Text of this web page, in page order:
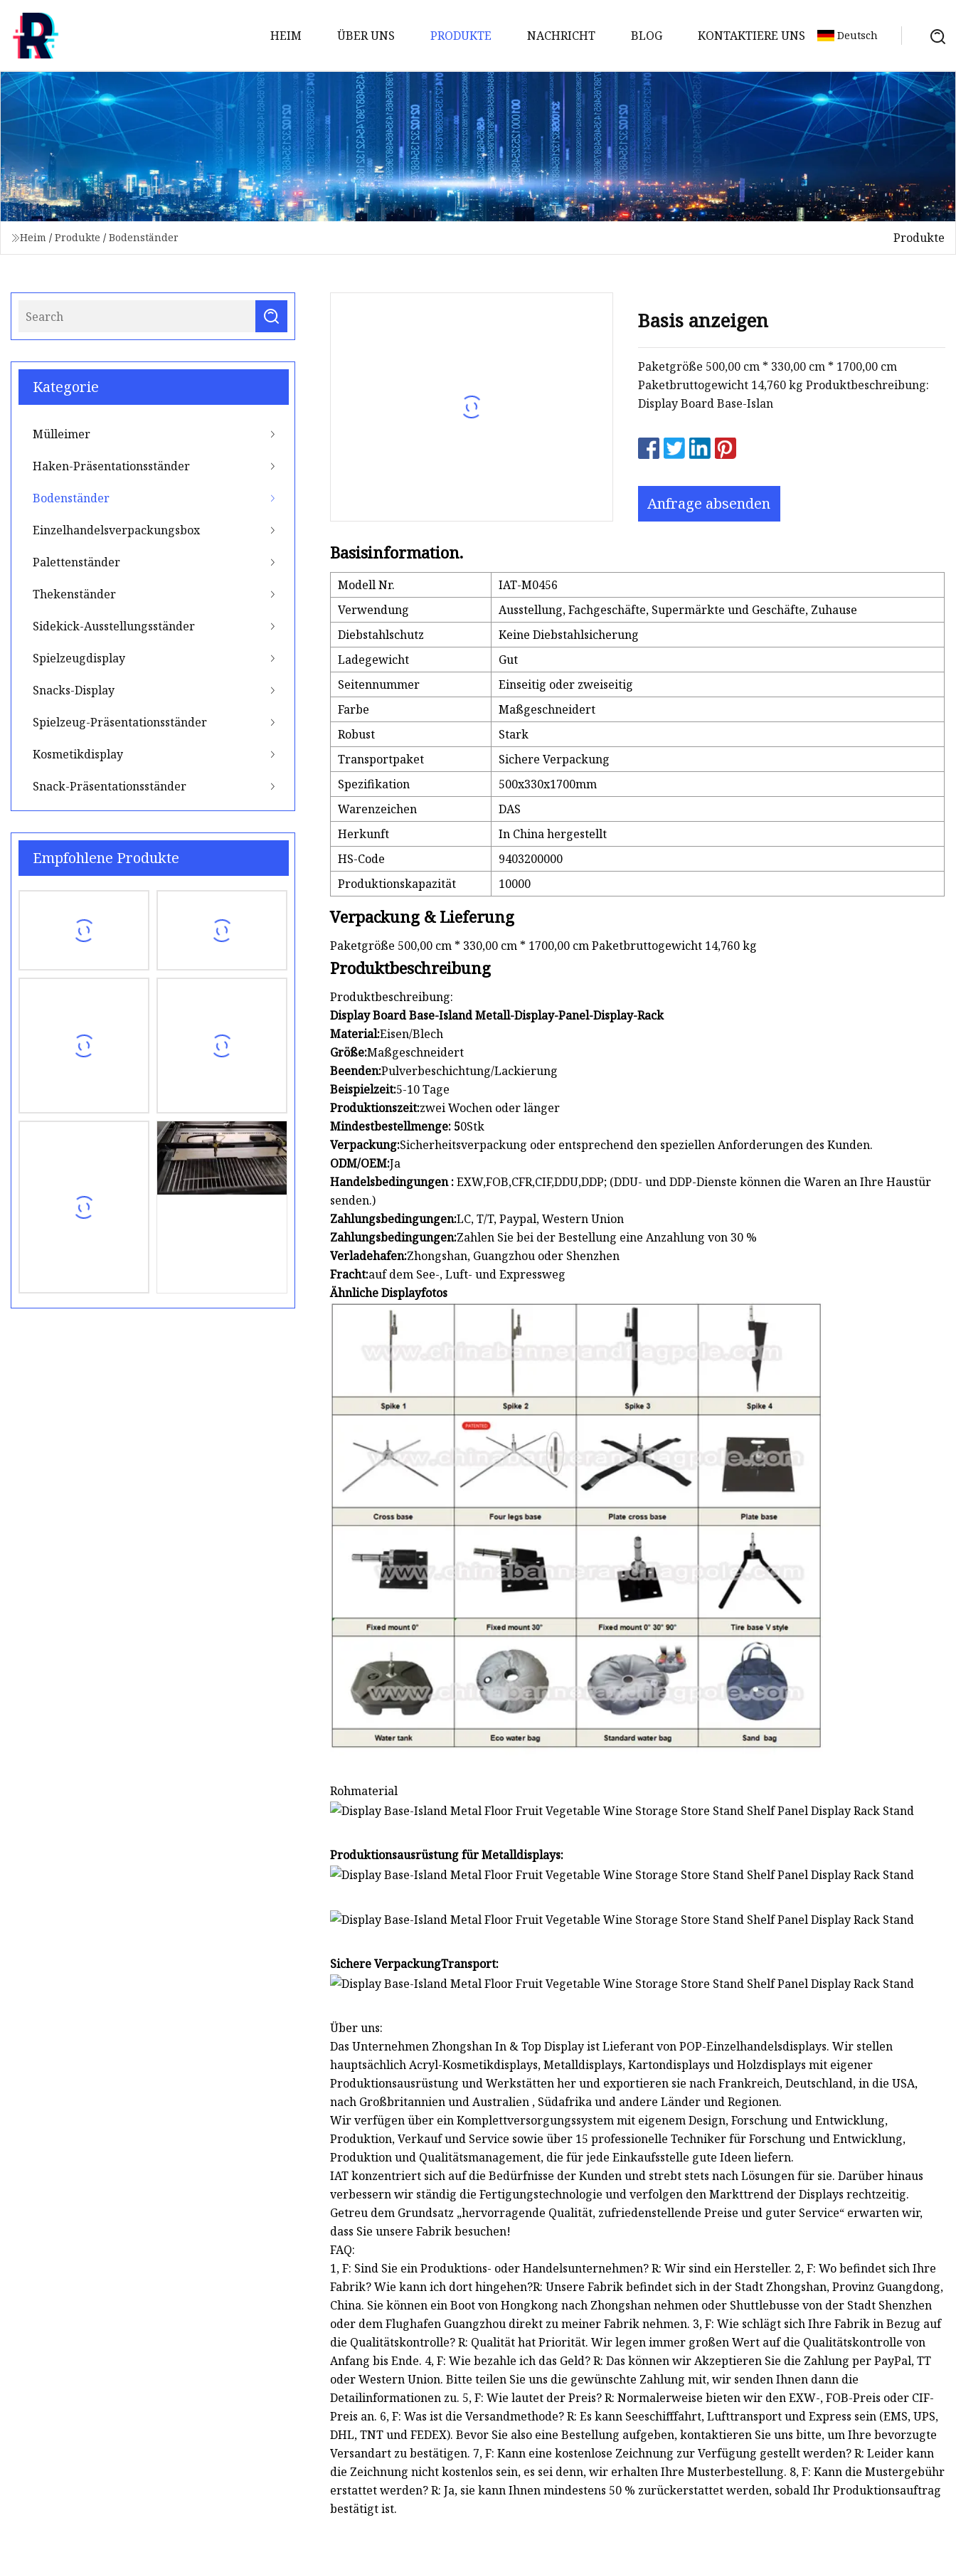
HEIM ÜBER UNS PRODUKTE
Mülleimer
Haken-Präsentationsständer
Bodenständer
Einzelhandelsverpackungsbox
Palettenständer
Thekenständer
Snacks-Display
NACHRICHT BLOG KONTAKTIERE UNS Deutsch
Heim / Produkte / Bodenständer Produkte
Kategorie
Mülleimer
Haken-Präsentationsständer
Bodenständer
Einzelhandelsverpackungsbox
Palettenständer
Thekenständer
Sidekick-Ausstellungsständer
Spielzeugdisplay
Snacks-Display
Spielzeug-Präsentationsständer
Kosmetikdisplay
Snack-Präsentationsständer
Empfohlene Produkte
Basis anzeigen
Paketgröße 500,00 cm * 330,00 cm * 1700,00 cm
Paketbruttogewicht 14,760 kg Produktbeschreibung:
Display Board Base-Islan
Anfrage absenden
Basisinformation.
Modell Nr.
IAT-M0456
Verwendung
Ausstellung, Fachgeschäfte, Supermärkte und Geschäfte, Zuhause
Diebstahlschutz
Keine Diebstahlsicherung
Ladegewicht
Gut
Seitennummer
Einseitig oder zweiseitig
Farbe
Maßgeschneidert
Robust
Stark
Transportpaket
Sichere Verpackung
Spezifikation
500x330x1700mm
Warenzeichen
DAS
Herkunft
In China hergestellt
HS-Code
9403200000
Produktionskapazität
10000
Verpackung & Lieferung
Paketgröße 500,00 cm * 330,00 cm * 1700,00 cm Paketbruttogewicht 14,760 kg
Produktbeschreibung
Produktbeschreibung:
Display Board Base-Island Metall-Display-Panel-Display-Rack
Material:Eisen/Blech
Größe:Maßgeschneidert
Beenden:Pulverbeschichtung/Lackierung
Beispielzeit:5-10 Tage
Produktionszeit:zwei Wochen oder länger
Mindestbestellmenge: 50Stk
Verpackung:Sicherheitsverpackung oder entsprechend den speziellen Anforderungen des Kunden.
ODM/OEM:Ja
Handelsbedingungen :EXW,FOB,CFR,CIF,DDU,DDP; (DDU- und DDP-Dienste können die Waren an Ihre Haustür
senden.)
Zahlungsbedingungen:LC, T/T, Paypal, Western Union
Zahlungsbedingungen:Zahlen Sie bei der Bestellung eine Anzahlung von 30 %
Verladehafen:Zhongshan, Guangzhou oder Shenzhen
Fracht:auf dem See-, Luft- und Expressweg
Ähnliche Displayfotos
Rohmaterial
Produktionsausrüstung für Metalldisplays:
Sichere VerpackungTransport:
Über uns:
Das Unternehmen Zhongshan In & Top Display ist Lieferant von POP-Einzelhandelsdisplays. Wir stellen
hauptsächlich Acryl-Kosmetikdisplays, Metalldisplays, Kartondisplays und Holzdisplays mit eigener
Produktionsausrüstung und Werkstätten her und exportieren sie nach Frankreich, Deutschland, in die USA,
nach Großbritannien und Australien , Südafrika und andere Länder und Regionen.
Wir verfügen über ein Komplettversorgungssystem mit eigenem Design, Forschung und Entwicklung,
Produktion, Verkauf und Service sowie über 15 professionelle Techniker für Forschung und Entwicklung,
Produktion und Qualitätsmanagement, die für jede Einkaufsstelle gute Ideen liefern.
IAT konzentriert sich auf die Bedürfnisse der Kunden und strebt stets nach Lösungen für sie. Darüber hinaus
verbessern wir ständig die Fertigungstechnologie und verfolgen den Markttrend der Displays rechtzeitig.
Getreu dem Grundsatz „hervorragende Qualität, zufriedenstellende Preise und guter Service“ erwarten wir,
dass Sie unsere Fabrik besuchen!
FAQ:
1, F: Sind Sie ein Produktions- oder Handelsunternehmen? R: Wir sind ein Hersteller. 2, F: Wo befindet sich Ihre
Fabrik? Wie kann ich dort hingehen?R: Unsere Fabrik befindet sich in der Stadt Zhongshan, Provinz Guangdong,
China. Sie können ein Boot von Hongkong nach Zhongshan nehmen oder Shuttlebusse von der Stadt Shenzhen
oder dem Flughafen Guangzhou direkt zu meiner Fabrik nehmen. 3, F: Wie schlägt sich Ihre Fabrik in Bezug auf
die Qualitätskontrolle? R: Qualität hat Priorität. Wir legen immer großen Wert auf die Qualitätskontrolle von
Anfang bis Ende. 4, F: Wie bezahle ich das Geld? R: Das können wir Akzeptieren Sie die Zahlung per PayPal, TT
oder Western Union. Bitte teilen Sie uns die gewünschte Zahlung mit, wir senden Ihnen dann die
Detailinformationen zu. 5, F: Wie lautet der Preis? R: Normalerweise bieten wir den EXW-, FOB-Preis oder CIF-
Preis an. 6, F: Was ist die Versandmethode? R: Es kann Seeschifffahrt, Lufttransport und Express sein (EMS, UPS,
DHL, TNT und FEDEX). Bevor Sie also eine Bestellung aufgeben, kontaktieren Sie uns bitte, um Ihre bevorzugte
Versandart zu bestätigen. 7, F: Kann eine kostenlose Zeichnung zur Verfügung gestellt werden? R: Leider kann
die Zeichnung nicht kostenlos sein, es sei denn, wir erhalten Ihre Musterbestellung. 8, F: Kann die Mustergebühr
erstattet werden? R: Ja, sie kann Ihnen mindestens 50 % zurückerstattet werden, sobald Ihr Produktionsauftrag
bestätigt ist.